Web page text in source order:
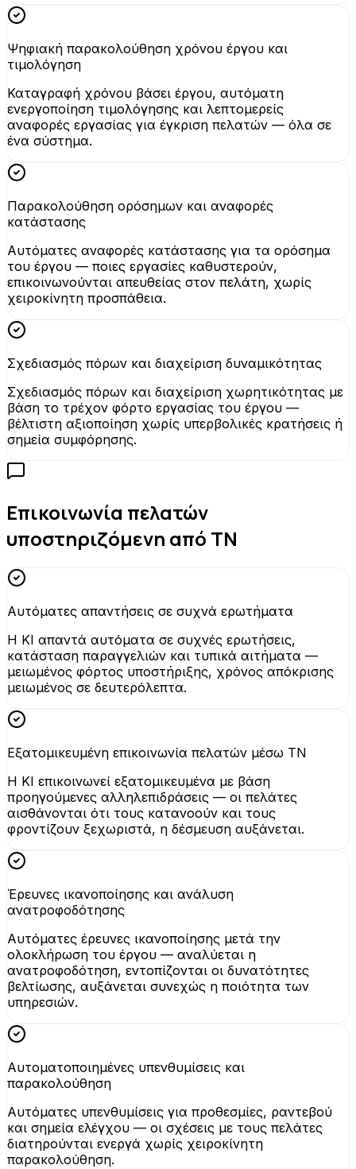
Ψηφιακή παρακολούθηση χρόνου έργου και
τιμολόγηση
Καταγραφή χρόνου βάσει έργου, αυτόματη
ενεργοποίηση τιμολόγησης και λεπτομερείς
αναφορές εργασίας για έγκριση πελατών — όλα σε
ένα σύστημα.
Παρακολούθηση ορόσημων και αναφορές
κατάστασης
Αυτόματες αναφορές κατάστασης για τα ορόσημα
του έργου — ποιες εργασίες καθυστερούν,
επικοινωνούνται απευθείας στον πελάτη, χωρίς
χειροκίνητη προσπάθεια.
Σχεδιασμός πόρων και διαχείριση δυναμικότητας
Σχεδιασμός πόρων και διαχείριση χωρητικότητας με
βάση το τρέχον φόρτο εργασίας του έργου —
βέλτιστη αξιοποίηση χωρίς υπερβολικές κρατήσεις ή
σημεία συμφόρησης.
Επικοινωνία πελατών
υποστηριζόμενη από ΤΝ
Αυτόματες απαντήσεις σε συχνά ερωτήματα
Η KI απαντά αυτόματα σε συχνές ερωτήσεις,
κατάσταση παραγγελιών και τυπικά αιτήματα —
μειωμένος φόρτος υποστήριξης, χρόνος απόκρισης
μειωμένος σε δευτερόλεπτα.
Εξατομικευμένη επικοινωνία πελατών μέσω ΤΝ
Η KI επικοινωνεί εξατομικευμένα με βάση
προηγούμενες αλληλεπιδράσεις — οι πελάτες
αισθάνονται ότι τους κατανοούν και τους
φροντίζουν ξεχωριστά, η δέσμευση αυξάνεται.
Έρευνες ικανοποίησης και ανάλυση
ανατροφοδότησης
Αυτόματες έρευνες ικανοποίησης μετά την
ολοκλήρωση του έργου — αναλύεται η
ανατροφοδότηση, εντοπίζονται οι δυνατότητες
βελτίωσης, αυξάνεται συνεχώς η ποιότητα των
υπηρεσιών.
Αυτοματοποιημένες υπενθυμίσεις και
παρακολούθηση
Αυτόματες υπενθυμίσεις για προθεσμίες, ραντεβού
και σημεία ελέγχου — οι σχέσεις με τους πελάτες
διατηρούνται ενεργά χωρίς χειροκίνητη
παρακολούθηση.